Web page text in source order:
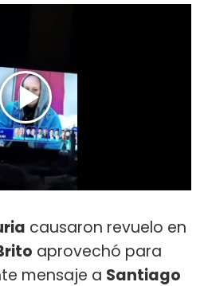
causaron revuelo en
aprovechó para
mensaje a Santiago